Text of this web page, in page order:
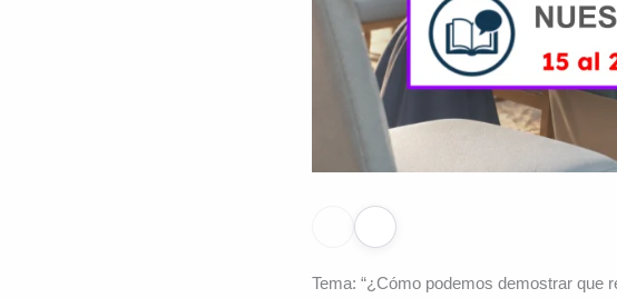
Tema: “¿Cómo podemos demostrar que